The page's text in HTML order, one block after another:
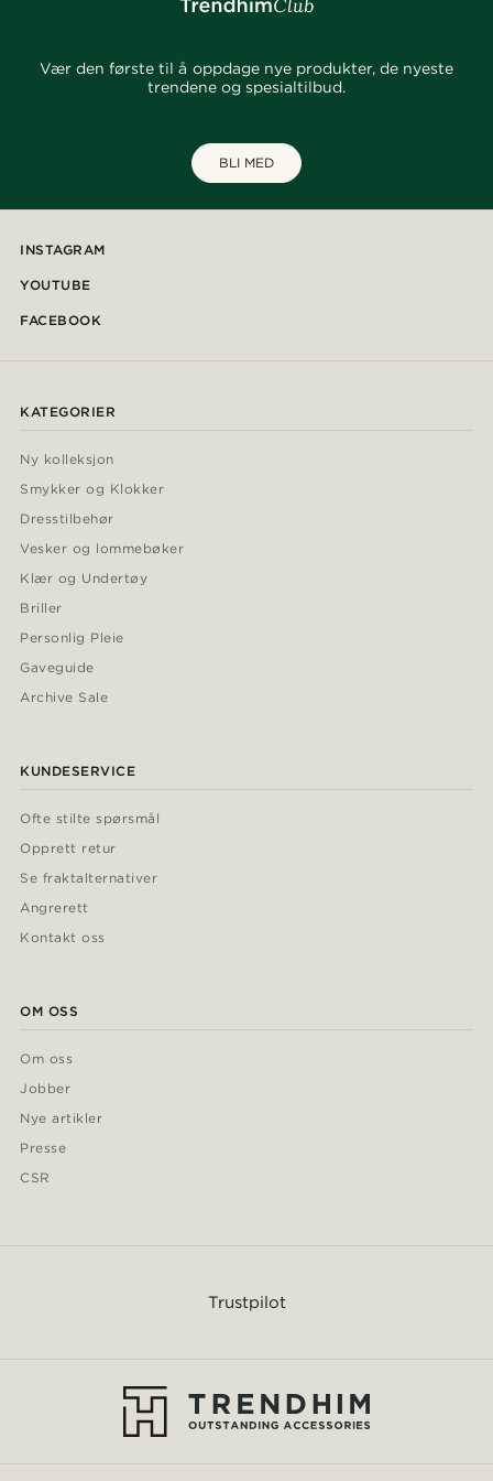
Vær den første til å oppdage nye produkter, de nyeste
trendene og spesialtilbud.
BLI MED
INSTAGRAM
YOUTUBE
FACEBOOK
KATEGORIER
Ny kolleksjon
Smykker og Klokker
Dresstilbehør
Vesker og lommebøker
Klær og Undertøy
Briller
Personlig Pleie
Gaveguide
Archive Sale
KUNDESERVICE
Ofte stilte spørsmål
Opprett retur
Se fraktalternativer
Angrerett
Kontakt oss
OM OSS
Om oss
Jobber
Nye artikler
Presse
CSR
Trustpilot